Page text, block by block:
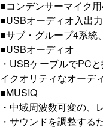
■コンデンサーマイク
■USBオーディオ入出力
■サブ・グループ4系統
■USBオーディオ
・USBケーブルでPC
イクオリティなオーデ
■MUSIQ
・中域周波数可変の、
・サウンドを調整する